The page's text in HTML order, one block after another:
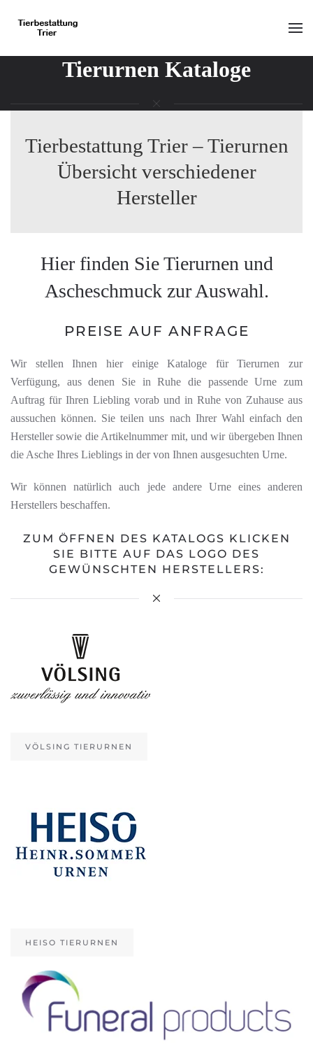
Skip to main content
Tierurnen Kataloge
Tierbestattung Trier – Tierurnen
Übersicht verschiedener
Hersteller
Hier finden Sie Tierurnen und
Ascheschmuck zur Auswahl.
PREISE AUF ANFRAGE
Wir stellen Ihnen hier einige Kataloge für Tierurnen zur
Verfügung, aus denen Sie in Ruhe die passende Urne zum
Auftrag für Ihren Liebling vorab und in Ruhe von Zuhause aus
aussuchen können. Sie teilen uns nach Ihrer Wahl einfach den
Hersteller sowie die Artikelnummer mit, und wir übergeben Ihnen
die Asche Ihres Lieblings in der von Ihnen ausgesuchten Urne.
Wir können natürlich auch jede andere Urne eines anderen
Herstellers beschaffen.
ZUM ÖFFNEN DES KATALOGS KLICKEN
SIE BITTE AUF DAS LOGO DES
GEWÜNSCHTEN HERSTELLERS:
VÖLSING TIERURNEN
HEISO TIERURNEN